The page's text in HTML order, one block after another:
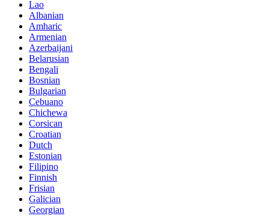
Lao
Albanian
Amharic
Armenian
Azerbaijani
Belarusian
Bengali
Bosnian
Bulgarian
Cebuano
Chichewa
Corsican
Croatian
Dutch
Estonian
Filipino
Finnish
Frisian
Galician
Georgian